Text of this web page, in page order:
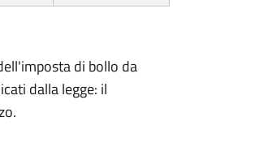
di bollo da
dalla legge: il